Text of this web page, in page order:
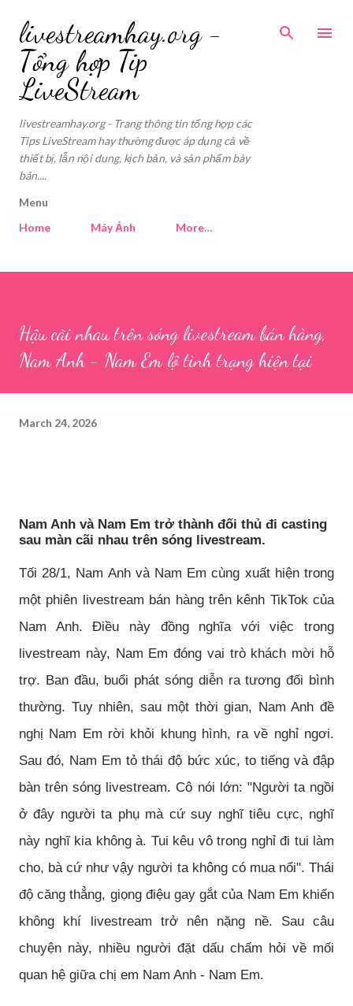
Skip to main content
livestreamhay.org -
Tổng hợp Tip
LiveStream
livestreamhay.org - Trang thông tin tổng hợp các
Tips LiveStream hay thường được áp dụng cả về
thiết bị, lẫn nội dung, kịch bản, và sản phẩm bày
bán....
Menu
Home
Máy Ảnh More…
Hậu cãi nhau trên sóng livestream bán hàng,
Nam Anh - Nam Em lộ tình trạng hiện tại
March 24, 2026
Nam Anh và Nam Em trở thành đối thủ đi casting
sau màn cãi nhau trên sóng livestream.
Tối 28/1, Nam Anh và Nam Em cùng xuất hiện trong
một phiên livestream bán hàng trên kênh TikTok của
Nam Anh. Điều này đồng nghĩa với việc trong
livestream này, Nam Em đóng vai trò khách mời hỗ
trợ. Ban đầu, buổi phát sóng diễn ra tương đối bình
thường. Tuy nhiên, sau một thời gian, Nam Anh đề
nghị Nam Em rời khỏi khung hình, ra về nghỉ ngơi.
Sau đó, Nam Em tỏ thái độ bức xúc, to tiếng và đập
bàn trên sóng livestream. Cô nói lớn: "Người ta ngồi
ở đây người ta phụ mà cứ suy nghĩ tiêu cực, nghĩ
này nghĩ kia không à. Tui kêu vô trong nghỉ đi tui làm
cho, bà cứ như vậy người ta không có mua nổi". Thái
độ căng thẳng, giọng điệu gay gắt của Nam Em khiến
không khí livestream trở nên nặng nề. Sau câu
chuyện này, nhiều người đặt dấu chấm hỏi về mối
quan hệ giữa chị em Nam Anh - Nam Em.